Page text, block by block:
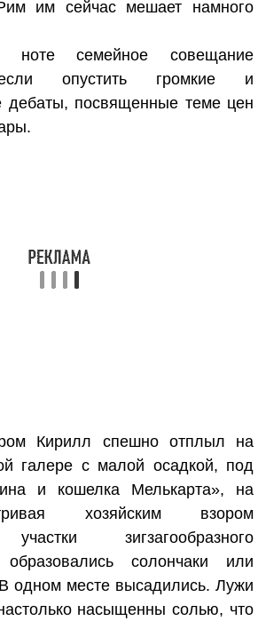
им сейчас мешает намного
семейное совещание
опустить громкие и
дебаты, посвященные теме цен
Кирилл спешно отплыл на
галере с малой осадкой, под
и кошелка Мелькарта», на
хозяйским взором
зигзагообразного
солончаки или
одном месте высадились. Лужи
насыщенны солью, что